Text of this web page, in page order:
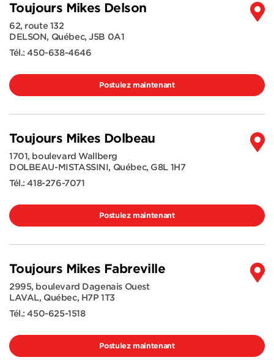
Toujours Mikes Delson
62, route 132
DELSON, Québec,J5B 0A1
Tél.:450-638-4646
Postulez maintenant
Toujours Mikes Dolbeau
1701, boulevard Wallberg
DOLBEAU-MISTASSINI, Québec, G8L 1H7
Tél.:418-276-7071
Postulez maintenant
Toujours Mikes Fabreville
2995, boulevard Dagenais Ouest
LAVAL, Québec, H7P 1T3
Tél.:450-625-1518
Postulez maintenant